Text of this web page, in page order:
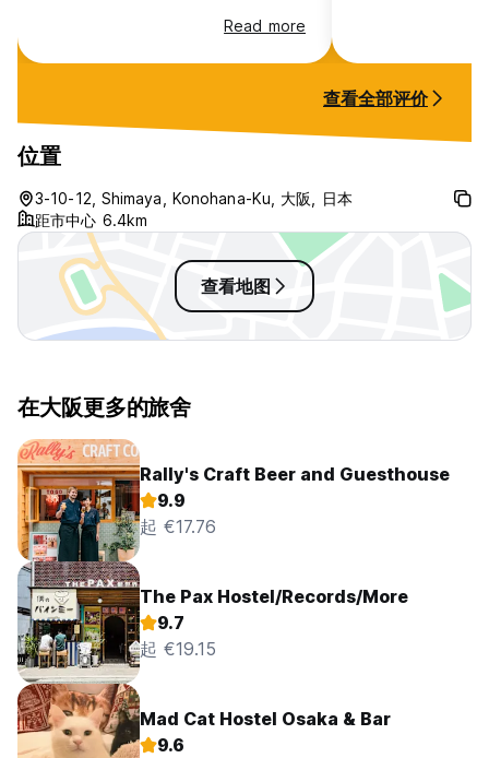
Read more
查看全部评价
位置
3-10-12, Shimaya, Konohana-Ku, 大阪, 日本
距市中心 6.4km
查看地图
在大阪更多的旅舍
Rally's Craft Beer and Guesthouse
9.9
起 €17.76
The Pax Hostel/Records/More
9.7
起 €19.15
Mad Cat Hostel Osaka & Bar
9.6